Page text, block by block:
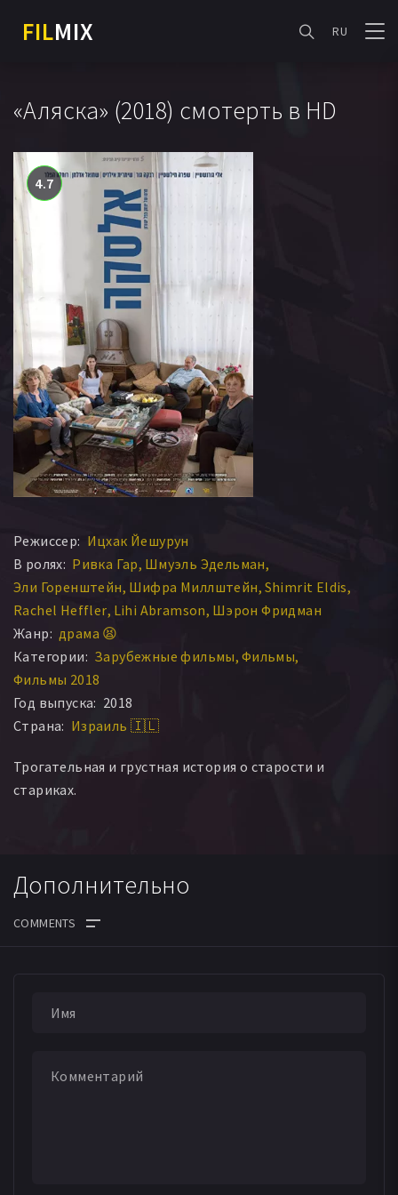
FILMIX RU
«Аляска» (2018) смотерть в HD
4.7
Режиссер: Ицхак Йешурун
В ролях: Ривка Гар Шмуэль Эдельман
Эли Горенштейн Шифра Миллштейн Shimrit Eldis
Rachel Heffler Lihi Abramson Шэрон Фридман
Жанр: драма 😫
Категории: Зарубежные фильмы Фильмы
Фильмы 2018
Год выпуска: 2018
Страна: Израиль 🇮🇱
Трогательная и грустная история о старости и
стариках.
Дополнительно